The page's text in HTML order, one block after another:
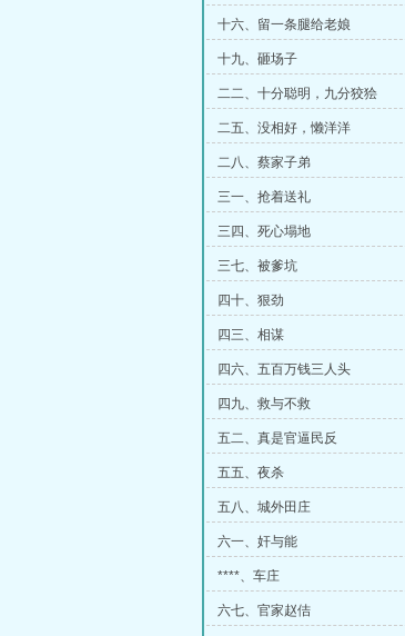
十六、留一条腿给老娘
十九、砸场子
二二、十分聪明，九分狡狯
二五、没相好，懒洋洋
二八、蔡家子弟
三一、抢着送礼
三四、死心塌地
三七、被爹坑
四十、狠劲
四三、相谋
四六、五百万钱三人头
四九、救与不救
五二、真是官逼民反
五五、夜杀
五八、城外田庄
六一、奸与能
****、车庄
六七、官家赵佶